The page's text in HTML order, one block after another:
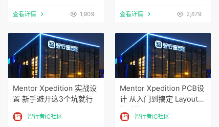
查看详情 1,909 查看详情 2,879
Mentor Xpedition 实战设
置 新手避开这3个坑就行
智行者IC社区
Mentor Xpedition PCB设
计 从入门到搞定 Layout实
操避坑
智行者IC社区